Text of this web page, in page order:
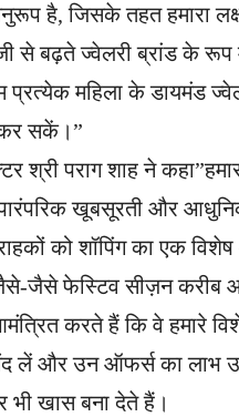
है, जिसके तहत हमारा
से बढ़ते ज्वेलरी ब्रांड के रूप
प्रत्येक महिला के डायमंड
सकें।”
श्री पराग शाह ने
पारंपरिक खूबसूरती और
को शॉपिंग का एक
जैसे फेस्टिव सीज़न करीब
करते हैं कि वे हमारे
लें और उन ऑफर्स का लाभ
खास बना देते हैं।